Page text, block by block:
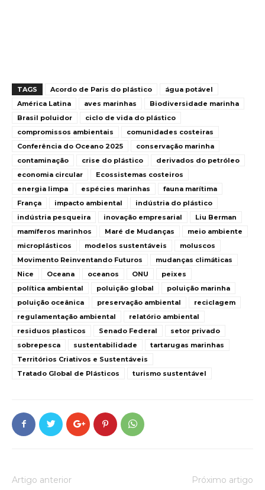
TAGS Acordo de Paris do plástico
água potável
América Latina
aves marinhas
Biodiversidade marinha
Brasil poluidor
ciclo de vida do plástico
compromissos ambientais
comunidades costeiras
Conferência do Oceano 2025
conservação marinha
contaminação
crise do plástico
derivados do petróleo
economia circular
Ecossistemas costeiros
energia limpa
espécies marinhas
fauna marítima
França
impacto ambiental
indústria do plástico
indústria pesqueira
inovação empresarial
Liu Berman
mamíferos marinhos
Maré de Mudanças
meio ambiente
microplásticos
modelos sustentáveis
moluscos
Movimento Reinventando Futuros
mudanças climáticas
Nice
Oceana oceanos ONU
peixes
política ambiental
poluição global
poluição marinha
poluição oceânica
preservação ambiental
reciclagem
regulamentação ambiental
relatório ambiental
residuos plasticos
Senado Federal
setor privado
sobrepesca
sustentabilidade
tartarugas marinhas
Territórios Criativos e Sustentáveis
Tratado Global de Plásticos
turismo sustentável
Artigo anterior Próximo artigo